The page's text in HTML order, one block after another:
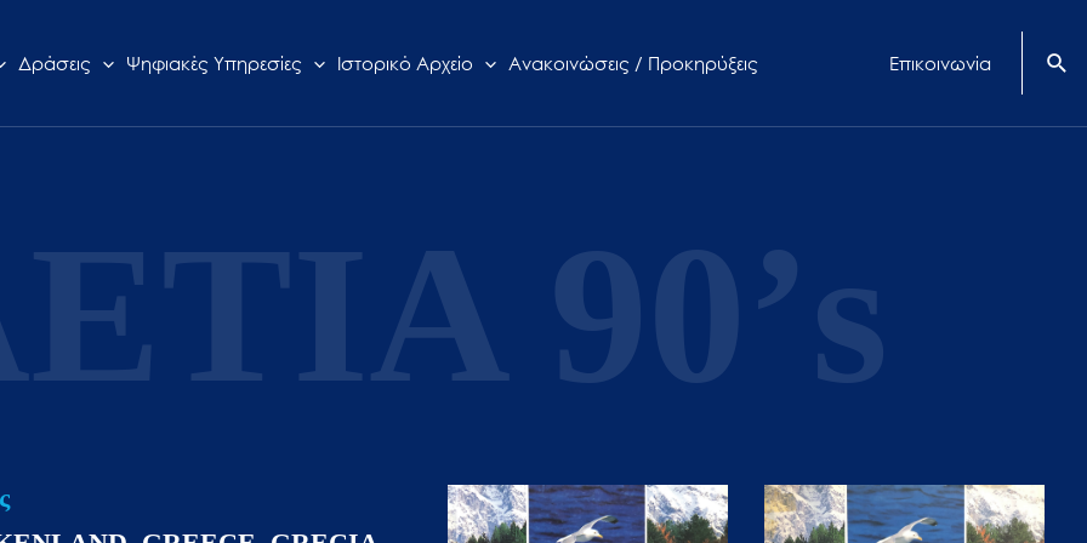
Δράσεις Ψηφιακές Υπηρεσίες Ιστορικό Αρχείο Ανακοινώσεις / Προκηρύξεις Επικοινωνία
90’s